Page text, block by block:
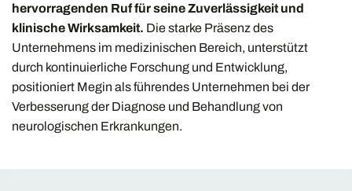
hervorragenden Ruf für seine Zuverlässigkeit und
klinische Wirksamkeit. Die starke Präsenz des
Unternehmens im medizinischen Bereich, unterstützt
durch kontinuierliche Forschung und Entwicklung,
positioniert Megin als führendes Unternehmen bei der
Verbesserung der Diagnose und Behandlung von
neurologischen Erkrankungen.